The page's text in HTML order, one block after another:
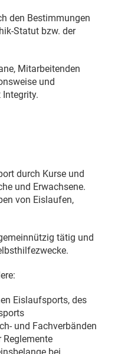
den Bestimmungen
Statut bzw. der
Mitarbeitenden
und
Integrity.
durch Kurse und
und Erwachsene.
von Eislaufen,
tätig und
Eislaufsports, des
und Fachverbänden
Reglemente